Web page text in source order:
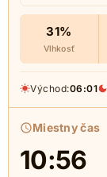
31%
Vlhkosť
Východ:06:01
Miestny čas
10:56